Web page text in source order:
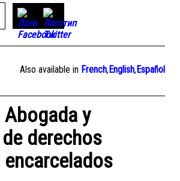
Also available in French,English,Español
y
derechos
encarcelados